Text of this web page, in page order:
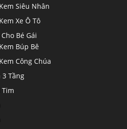
Siêu Nhân
Xe Ô Tô
Bé Gái
Búp Bê
Công Chúa
3 Tầng
Tim